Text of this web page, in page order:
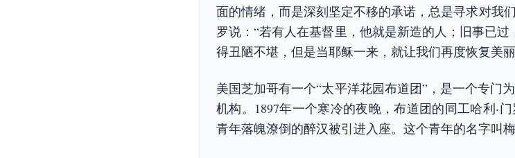
面的情绪，而是深刻坚定不移的承诺，总是寻求对我
罗说：“若有人在基督里，他就是新造的人；旧事已
得丑陋不堪，但是当耶稣一来，就让我们再度恢复美丽
美国芝加哥有一个“太平洋花园布道团”，是一个专门
机构。1897年一个寒冷的夜晚，布道团的同工哈利‧
青年落魄潦倒的醉汉被引进入座。这个青年的名字叫梅